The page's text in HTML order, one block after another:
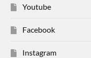
Youtube
Facebook
Instagram